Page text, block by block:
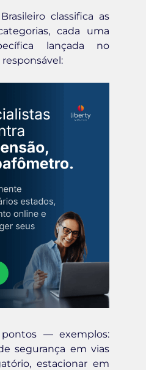
classifica as
cada uma
lançada no
— exemplos:
segurança em vias
estacionar em